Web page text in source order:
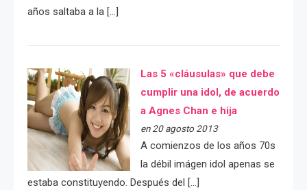
años saltaba a la […]
Las 5 «cláusulas» que debe
cumplir una idol, de acuerdo
a Agnes Chan e hija
en 20 agosto 2013
A comienzos de los años 70s
la débil imágen idol apenas se
estaba constituyendo. Después del […]